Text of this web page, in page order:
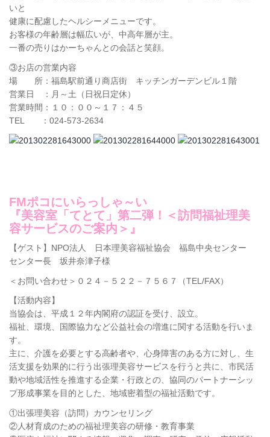
いと
健康に配慮したヘルシーメニューです。
お客様の年齢層は幅広いが、中高年層が主。
一番の売りはかーちゃんとの会話と笑顔。
③お店の営業内容
場 所：福島駅前通り商店街 キッチンガーデンビル１階
営業日 ：月～土（日祝日定休）
営業時間：１０：００～１７：４５
TEL ：024-573-2634
FMポコにいらっしゃ～い
『美容室「てとて」第二弾！＜訪問福祉理美
容サービスのご案内＞』
【ゲスト】NPO法人 日本理美容福祉協会 福島中央センター
センター長 坂井奈津子様
＜お問い合わせ＞０２４－５２２－７５６７（TEL/FAX）
【活動内容】
当協会は、平成１２年内閣府の認証を受け、設立。
福祉、環境、国際協力など公益社会の増進に関する活動を行いま
す。
主に、介護を必要とする高齢者や、心身障害のある方に対し、生
活支援を効果的に行う出張理美容サービスを行うと共に、市民活
動や地域活性を推進する企業・行政との、協同のパートナーシッ
プ形成事業を目的とした、地域密着型の福祉活動です。
①出張理美容（訪問）カウンセリング
②人材育成のための福祉理美容の研修・教育事業